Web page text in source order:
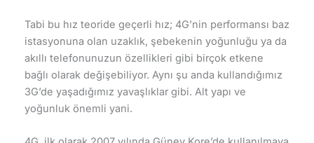
Tabi bu hız teoride geçerli hız; 4G’nin performansı baz
istasyonuna olan uzaklık, şebekenin yoğunluğu ya da
akıllı telefonunuzun özellikleri gibi birçok etkene
bağlı olarak değişebiliyor. Aynı şu anda kullandığımız
3G’de yaşadığımız yavaşlıklar gibi. Alt yapı ve
yoğunluk önemli yani.